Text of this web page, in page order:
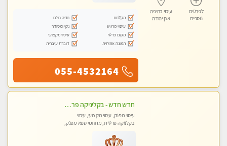
לפרטים
נוספים
עיסוי בחיפה
אבן יהודה
מקלחת
חניה חינם
עיסוי מרגיע
נקי ומסודר
מקום פרטי
עיסוי מקצועי
תמונה אמיתית
דוברת עיברית
055-4532164
חדש חדש - בקליניקה פרטית בחיפה עיסוי לחידוש אנרגיות עיסוי חלומי מומלץ מאוד !
עיסוי מפנק, עיסוי מקצועי, עיסוי
בקלניקה פרטית, מתחמי ספא מפנק,